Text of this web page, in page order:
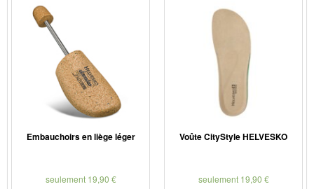
Embauchoirs en liège léger
seulement 19,90 €
Voûte CityStyle HELVESKO
seulement 19,90 €